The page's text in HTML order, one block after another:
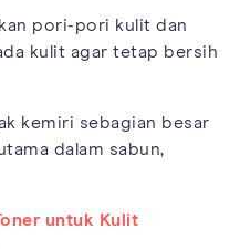
pori-pori kulit dan
kulit agar tetap bersih
kemiri sebagian besar
dalam sabun,
untuk Kulit